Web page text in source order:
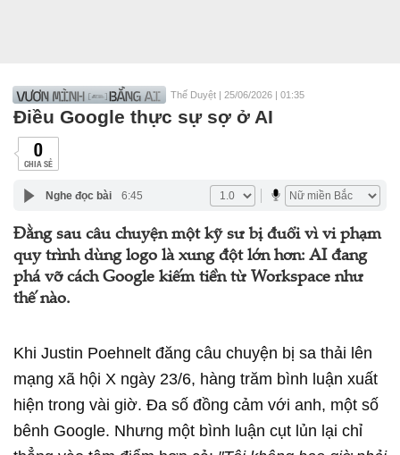
Thế Duyệt | 25/06/2026 | 01:35
Điều Google thực sự sợ ở AI
0
CHIA SẺ
Nghe đọc bài 6:45
Đằng sau câu chuyện một kỹ sư bị đuổi vì vi phạm
quy trình dùng logo là xung đột lớn hơn: AI đang
phá vỡ cách Google kiếm tiền từ Workspace như
thế nào.
Khi Justin Poehnelt đăng câu chuyện bị sa thải lên
mạng xã hội X ngày 23/6, hàng trăm bình luận xuất
hiện trong vài giờ. Đa số đồng cảm với anh, một số
bênh Google. Nhưng một bình luận cụt lủn lại chỉ